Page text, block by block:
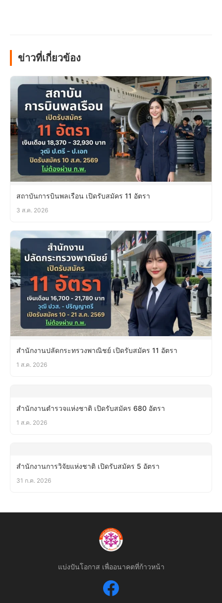
ข่าวที่เกี่ยวข้อง
สถาบันการบินพลเรือน เปิดรับสมัคร 11 อัตรา
3 ส.ค. 2026
สำนักงานปลัดกระทรวงพาณิชย์ เปิดรับสมัคร 11 อัตรา
1 ส.ค. 2026
สำนักงานตำรวจแห่งชาติ เปิดรับสมัคร 680 อัตรา
1 ส.ค. 2026
สำนักงานการวิจัยแห่งชาติ เปิดรับสมัคร 5 อัตรา
31 ก.ค. 2026
แบ่งปันโอกาส เพื่ออนาคตที่ก้าวหน้า